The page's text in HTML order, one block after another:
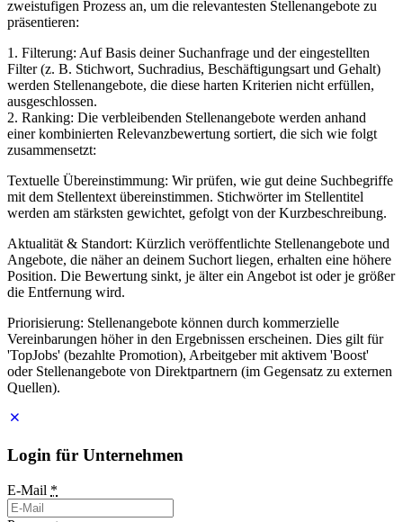
zweistufigen Prozess an, um die relevantesten Stellenangebote zu
präsentieren:
1. Filterung: Auf Basis deiner Suchanfrage und der eingestellten
Filter (z. B. Stichwort, Suchradius, Beschäftigungsart und Gehalt)
werden Stellenangebote, die diese harten Kriterien nicht erfüllen,
ausgeschlossen.
2. Ranking: Die verbleibenden Stellenangebote werden anhand
einer kombinierten Relevanzbewertung sortiert, die sich wie folgt
zusammensetzt:
Textuelle Übereinstimmung: Wir prüfen, wie gut deine Suchbegriffe
mit dem Stellentext übereinstimmen. Stichwörter im Stellentitel
werden am stärksten gewichtet, gefolgt von der Kurzbeschreibung.
Aktualität & Standort: Kürzlich veröffentlichte Stellenangebote und
Angebote, die näher an deinem Suchort liegen, erhalten eine höhere
Position. Die Bewertung sinkt, je älter ein Angebot ist oder je größer
die Entfernung wird.
Priorisierung: Stellenangebote können durch kommerzielle
Vereinbarungen höher in den Ergebnissen erscheinen. Dies gilt für
'TopJobs' (bezahlte Promotion), Arbeitgeber mit aktivem 'Boost'
oder Stellenangebote von Direktpartnern (im Gegensatz zu externen
Quellen).
Login für Unternehmen
E-Mail *